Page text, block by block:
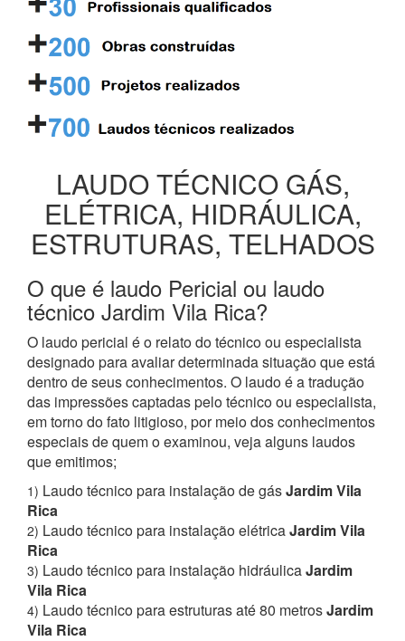
LAUDO TÉCNICO GÁS,
ELÉTRICA, HIDRÁULICA,
ESTRUTURAS, TELHADOS
O que é laudo Pericial ou laudo
técnico Jardim Vila Rica?
O laudo pericial é o relato do técnico ou especialista
designado para avaliar determinada situação que está
dentro de seus conhecimentos. O laudo é a tradução
das impressões captadas pelo técnico ou especialista,
em torno do fato litigioso, por meio dos conhecimentos
especiais de quem o examinou, veja alguns laudos
que emitimos;
1) Laudo técnico para instalação de gásJardim Vila
Rica
2) Laudo técnico para instalação elétricaJardim Vila
Rica
3) Laudo técnico para instalação hidráulicaJardim
Vila Rica
4) Laudo técnico para estruturas até 80 metrosJardim
Vila Rica